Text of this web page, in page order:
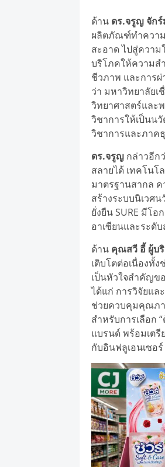
ด้านดร.จรูญ จักร์
ผลิตภัณฑ์ทำความ
สะอาด ไปสู่ควา
บริโภคให้ความส
ชีวภาพ และการ
ว่า มหาวิทยาลัย
วิทยาศาสตร์และ
วิชาการให้เป็นน
วิชาการและภาค
ดร.จรูญกล่าวอีก
สลายได้ เทคโน
มาตรฐานสากล
สร้างระบบนิเวศ
ยั่งยืน SURE มีโ
อาเซียนและระดั
ด้าน คุณสวี อี้ ผู้บ
เติบโตต่อเนื่องทั้
เป็นหัวใจสำคัญข
ได้แก่ การวิจัยแ
ช่วยควบคุมคุณภา
สำหรับการเลือก
แบรนด์ พร้อมเต
กับอินฟลูเอนเซอร์